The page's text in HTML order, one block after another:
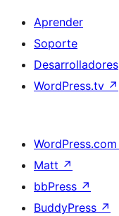
Aprender
Soporte
Desarrolladores
WordPress.tv ↗
WordPress.com
Matt ↗
bbPress ↗
BuddyPress ↗